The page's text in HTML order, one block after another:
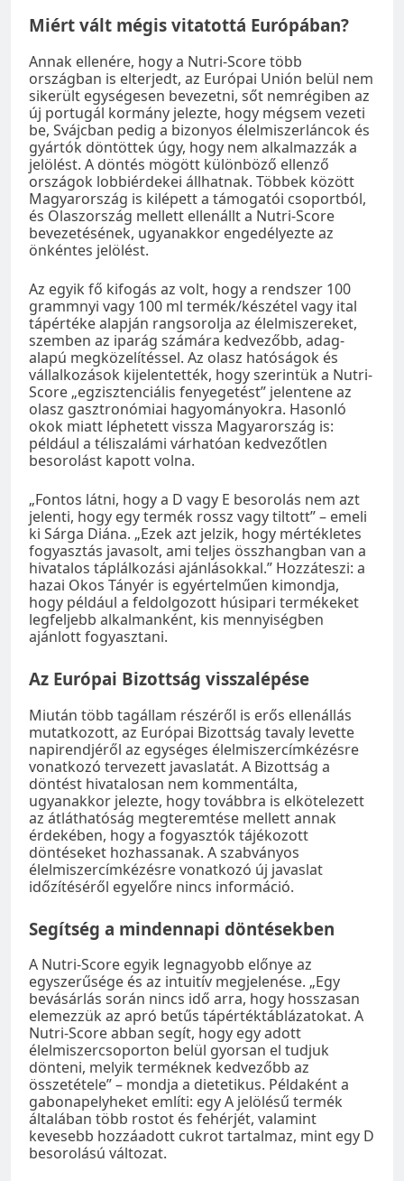
Miért vált mégis vitatottá Európában?
Annak ellenére, hogy a Nutri-Score több
országban is elterjedt, az Európai Unión belül nem
sikerült egységesen bevezetni, sőt nemrégiben az
új portugál kormány jelezte, hogy mégsem vezeti
be, Svájcban pedig a bizonyos élelmiszerláncok és
gyártók döntöttek úgy, hogy nem alkalmazzák a
jelölést. A döntés mögött különböző ellenző
országok lobbiérdekei állhatnak. Többek között
Magyarország is kilépett a támogatói csoportból,
és Olaszország mellett ellenállt a Nutri-Score
bevezetésének, ugyanakkor engedélyezte az
önkéntes jelölést.
Az egyik fő kifogás az volt, hogy a rendszer 100
grammnyi vagy 100 ml termék/készétel vagy ital
tápértéke alapján rangsorolja az élelmiszereket,
szemben az iparág számára kedvezőbb, adag-
alapú megközelítéssel. Az olasz hatóságok és
vállalkozások kijelentették, hogy szerintük a Nutri-
Score „egzisztenciális fenyegetést” jelentene az
olasz gasztronómiai hagyományokra. Hasonló
okok miatt léphetett vissza Magyarország is:
például a téliszalámi várhatóan kedvezőtlen
besorolást kapott volna.
„Fontos látni, hogy a D vagy E besorolás nem azt
jelenti, hogy egy termék rossz vagy tiltott” – emeli
ki Sárga Diána. „Ezek azt jelzik, hogy mértékletes
fogyasztás javasolt, ami teljes összhangban van a
hivatalos táplálkozási ajánlásokkal.” Hozzáteszi: a
hazai Okos Tányér is egyértelműen kimondja,
hogy például a feldolgozott húsipari termékeket
legfeljebb alkalmanként, kis mennyiségben
ajánlott fogyasztani.
Az Európai Bizottság visszalépése
Miután több tagállam részéről is erős ellenállás
mutatkozott, az Európai Bizottság tavaly levette
napirendjéről az egységes élelmiszercímkézésre
vonatkozó tervezett javaslatát. A Bizottság a
döntést hivatalosan nem kommentálta,
ugyanakkor jelezte, hogy továbbra is elkötelezett
az átláthatóság megteremtése mellett annak
érdekében, hogy a fogyasztók tájékozott
döntéseket hozhassanak. A szabványos
élelmiszercímkézésre vonatkozó új javaslat
időzítéséről egyelőre nincs információ.
Segítség a mindennapi döntésekben
A Nutri-Score egyik legnagyobb előnye az
egyszerűsége és az intuitív megjelenése. „Egy
bevásárlás során nincs idő arra, hogy hosszasan
elemezzük az apró betűs tápértéktáblázatokat. A
Nutri-Score abban segít, hogy egy adott
élelmiszercsoporton belül gyorsan el tudjuk
dönteni, melyik terméknek kedvezőbb az
összetétele” – mondja a dietetikus. Példaként a
gabonapelyheket említi: egy A jelölésű termék
általában több rostot és fehérjét, valamint
kevesebb hozzáadott cukrot tartalmaz, mint egy D
besorolású változat.